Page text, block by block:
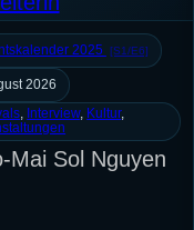
2025 [S1/E6]
2026
Interview, Kultur
Mai Sol Nguyen